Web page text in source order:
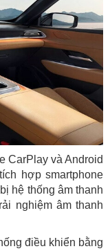
CarPlay và Android
hợp smartphone
hệ thống âm thanh
nghiệm âm thanh
điều khiển bằng